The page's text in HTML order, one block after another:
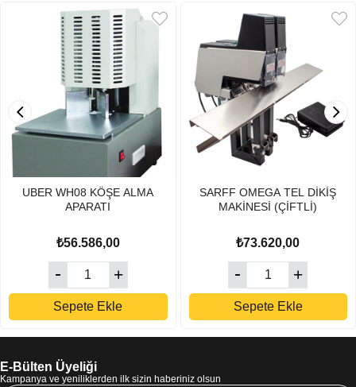
UBER WH08 KÖŞE ALMA
APARATI
₺56.586,00
Sepete Ekle
SARFF OMEGA TEL DİKİŞ
MAKİNESİ (ÇİFTLİ)
₺73.620,00
Sepete Ekle
E-Bülten Üyeliği
Kampanya ve yeniliklerden ilk sizin haberiniz olsun